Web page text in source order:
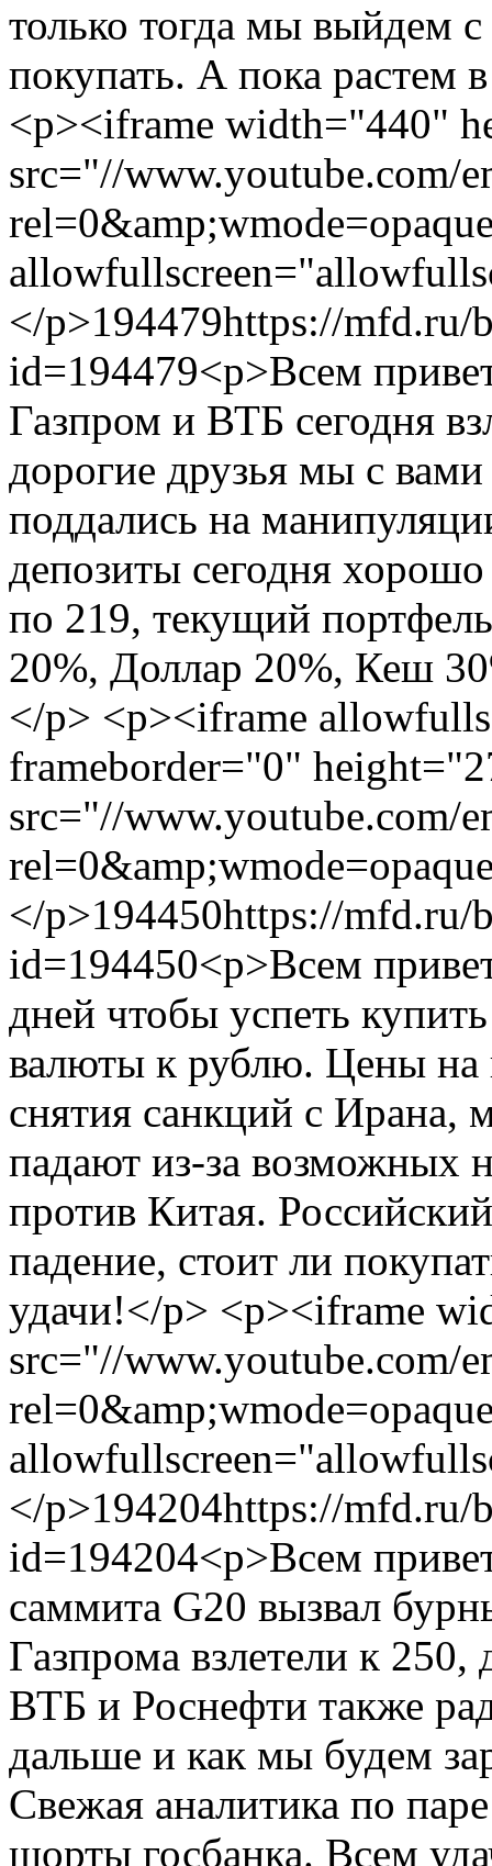
только тогда мы выйдем
покупать. А пока растем
<p><iframe width="440"
src="//www.youtube.com/
</p>194479https://mfd.ru/
id=194479<p>Всем
Газпром и ВТБ сегодня
дорогие друзья мы с
поддались на
депозиты сегодня
по 219, текущий
20%, Доллар 20%, Кеш
</p> <p><iframe
frameborder="0"
src="//www.youtube.com/
</p>194450https://mfd.ru/
id=194450<p>Всем
дней чтобы успеть
валюты к рублю. Цены на
снятия санкций с
падают из-за возможных
против Китая.
падение, стоит ли
удачи!</p> <p><iframe
src="//www.youtube.com/
</p>194204https://mfd.ru/
id=194204<p>Всем
саммита G20 вызвал
Газпрома взлетели к
ВТБ и Роснефти также
дальше и как мы будем
Свежая аналитика по
шорты госбанка. Всем